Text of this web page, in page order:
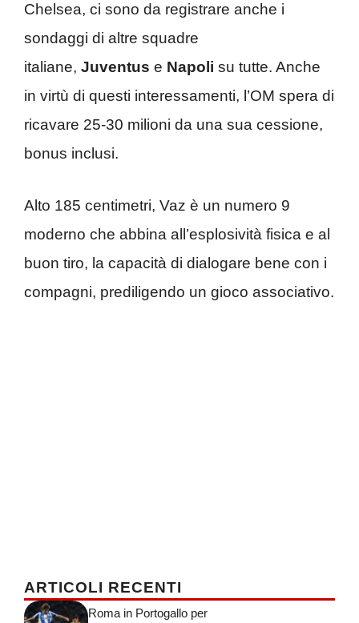
Chelsea, ci sono da registrare anche i
sondaggi di altre squadre
italiane, Juventus e Napoli su tutte. Anche
in virtù di questi interessamenti, l’OM spera di
ricavare 25-30 milioni da una sua cessione,
bonus inclusi.
Alto 185 centimetri, Vaz è un numero 9
moderno che abbina all’esplosività fisica e al
buon tiro, la capacità di dialogare bene con i
compagni, prediligendo un gioco associativo.
ARTICOLI RECENTI
Roma in Portogallo per